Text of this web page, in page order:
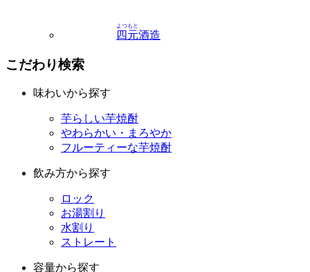
四元
よつもと
酒造
こだわり検索
味わいから探す
芋らしい芋焼酎
やわらかい・まろやか
フルーティーな芋焼酎
飲み方から探す
ロック
お湯割り
水割り
ストレート
容量から探す